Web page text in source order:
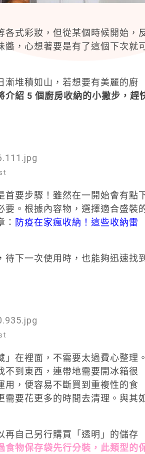
式彩妝，但從某個時候開始，
，心想著要是有了這個下次就
漸堆積如山，若想要有美麗的廚
介紹 5 個廚房收納的小撇步，趕
要步驟！雖然在一開始會有點
。根據內容物，選擇適合盛裝
防疫在家瘋收納！這些收納雷
下一次使用時，也能夠迅速找到
在裡面，不需要太過費心整理。
到東西，連帶地需要開冰箱很
用，便容易不斷買到重複性的食
要花更多的時間去清理。與其
再自己另行購買「透明」的儲存
食物保存袋先行分裝，此類型的